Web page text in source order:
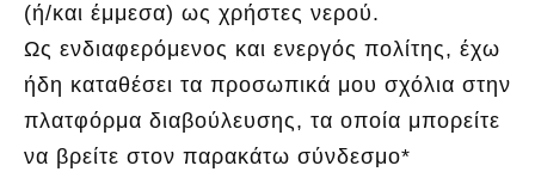
(ή/και έμμεσα) ως χρήστες νερού.
Ως ενδιαφερόμενος και ενεργός πολίτης, έχω
ήδη καταθέσει τα προσωπικά μου σχόλια στην
πλατφόρμα διαβούλευσης, τα οποία μπορείτε
να βρείτε στον παρακάτω σύνδεσμο*